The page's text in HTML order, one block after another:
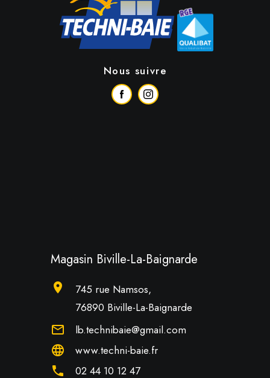
Nous suivre
Magasin Biville-La-Baignarde
location_on
745 rue Namsos,
76890 Biville-La-Baignarde
mail_outline
lb.technibaie@gmail.com
language
www.techni-baie.fr
phone
02 44 10 12 47